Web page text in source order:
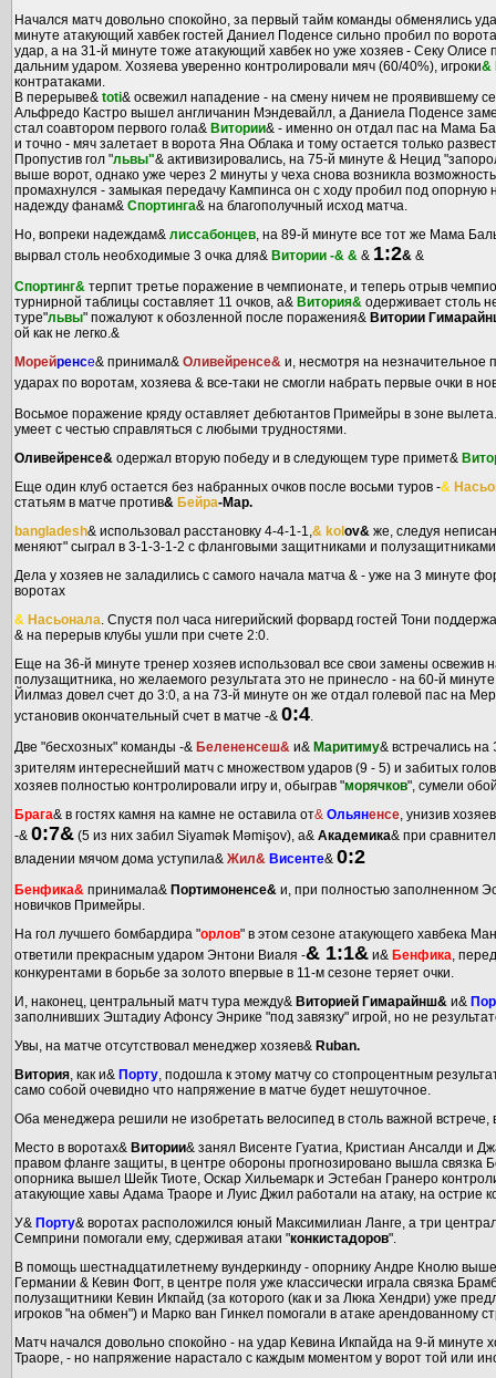
Начался матч довольно спокойно, за первый тайм команды обменялись
минуте атакующий хавбек гостей Даниел Поденсе сильно пробил по
удар, а на 31-й минуте тоже атакующий хавбек но уже хозяев - Секу Олисе
дальним ударом. Хозяева уверенно контролировали мяч (60/40%), игроки&
контратаками.
В перерыве& toti& освежил нападение - на смену ничем не проявившему
Альфредо Кастро вышел англичанин Мэндевайлл, а Даниела Поденсе
стал соавтором первого гола& Витории& - именно он отдал пас на Мама
и точно - мяч залетает в ворота Яна Облака и тому остается только
Пропустив гол "львы"& активизировались, на 75-й минуте & Нецид
выше ворот, однако уже через 2 минуты у чеха снова возникла
промахнулся - замыкая передачу Кампинса он с ходу пробил под опорную
надежду фанам& Спортинга& на благополучный исход матча.
Но, вопреки надеждам& лиссабонцев, на 89-й минуте все тот же Мама
вырвал столь необходимые 3 очка для& Витории -& & & 1:2& &
Спортинг& терпит третье поражение в чемпионате, и теперь отрыв
турнирной таблицы составляет 11 очков, а& Витория& одерживает столь
туре"львы" пожалуют к обозленной после поражения& Витории
ой как не легко.&
Морейренсе& принимал& Оливейренсе& и, несмотря на незначительное
ударах по воротам, хозяева & все-таки не смогли набрать первые очки в
Восьмое поражение кряду оставляет дебютантов Примейры в зоне
умеет с честью справляться с любыми трудностями.
Оливейренсе& одержал вторую победу и в следующем туре примет&
Еще один клуб остается без набранных очков после восьми туров -&
статьям в матче против& Бейра-Мар.
bangladesh& использовал расстановку 4-4-1-1,& kol ov& же, следуя
меняют" сыграл в 3-1-3-1-2 с фланговыми защитниками и
Дела у хозяев не заладились с самого начала матча & - уже на 3 минуте
воротах
& Насьонала. Спустя пол часа нигерийский форвард гостей Тони
& на перерыв клубы ушли при счете 2:0.
Еще на 36-й минуте тренер хозяев использовал все свои замены освежив
полузащитника, но желаемого результата это не принесло - на 60-й
Йилмаз довел счет до 3:0, а на 73-й минуте он же отдал голевой пас на
установив окончательный счет в матче -& 0:4.
Две "бесхозных" команды -& Белененсеш& и& Маритиму& встречались
зрителям интереснейший матч с множеством ударов (9 - 5) и забитых
хозяев полностью контролировали игру и, обыграв "морячков", сумели
Брага& в гостях камня на камне не оставила от& Ольяненсе, унизив
-& 0:7& (5 из них забил Siyamək Məmişov), а& Академика& при
владении мячом дома уступила& Жил& Висенте& 0:2
Бенфика& принимала& Портимоненсе& и, при полностью заполненном
новичков Примейры.
На гол лучшего бомбардира "орлов" в этом сезоне атакующего хавбека
ответили прекрасным ударом Энтони Виаля -& 1:1& и& Бенфика,
конкурентами в борьбе за золото впервые в 11-м сезоне теряет очки.
И, наконец, центральный матч тура между& Виторией Гимарайнш& и&
заполнивших Эштадиу Афонсу Энрике "под завязку" игрой, но не
Увы, на матче отсутствовал менеджер хозяев& Ruban.
Витория, как и& Порту, подошла к этому матчу со стопроцентным
само собой очевидно что напряжение в матче будет нешуточное.
Оба менеджера решили не изобретать велосипед в столь важной
Место в воротах& Витории& занял Висенте Гуатиа, Кристиан Ансалди и
правом фланге защиты, в центре обороны прогнозировано вышла связка
опорника вышел Шейк Тиоте, Оскар Хильемарк и Эстебан Гранеро
атакующие хавы Адама Траоре и Луис Джил работали на атаку, на острие
У& Порту& воротах расположился юный Максимилиан Ланге, а три
Семприни помогали ему, сдерживая атаки "конкистадоров".
В помощь шестнадцатилетнему вундеркинду - опорнику Андре Кнолю
Германии & Кевин Фогт, в центре поля уже классически играла связка
полузащитники Кевин Икпайд (за которого (как и за Люка Хендри) уже
игроков "на обмен") и Марко ван Гинкел помогали в атаке арендованному
Матч начался довольно спокойно - на удар Кевина Икпайда на 9-й минуте
Траоре, - но напряжение нарастало с каждым моментом у ворот той или